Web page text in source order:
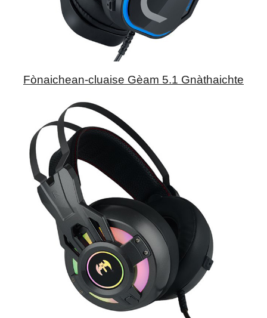
Fònaichean-cluaise Gèam 5.1 Gnàthaichte